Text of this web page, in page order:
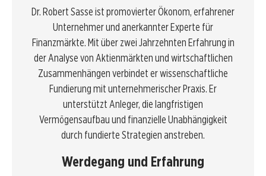
Dr. Robert Sasse ist promovierter Ökonom, erfahrener
Unternehmer und anerkannter Experte für
Finanzmärkte. Mit über zwei Jahrzehnten Erfahrung in
der Analyse von Aktienmärkten und wirtschaftlichen
Zusammenhängen verbindet er wissenschaftliche
Fundierung mit unternehmerischer Praxis. Er
unterstützt Anleger, die langfristigen
Vermögensaufbau und finanzielle Unabhängigkeit
durch fundierte Strategien anstreben.
Werdegang und Erfahrung